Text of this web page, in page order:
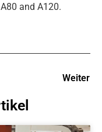
and A120.
Weiter